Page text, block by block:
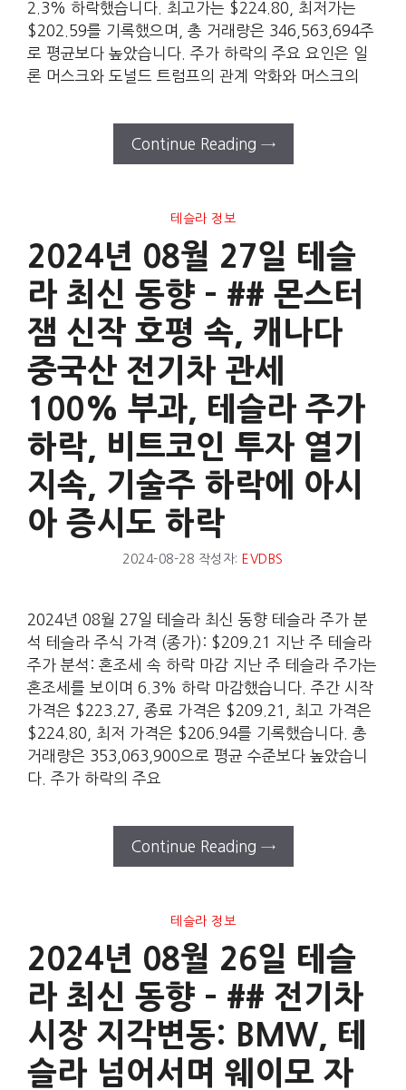
2.3% 하락했습니다. 최고가는 $224.80, 최저가는
$202.59를 기록했으며, 총 거래량은 346,563,694주
로 평균보다 높았습니다. 주가 하락의 주요 요인은 일
론 머스크와 도널드 트럼프의 관계 악화와 머스크의
Continue Reading →
테슬라 정보
2024년 08월 27일 테슬
라 최신 동향 – ## 몬스터
잼 신작 호평 속, 캐나다
중국산 전기차 관세
100% 부과, 테슬라 주가
하락, 비트코인 투자 열기
지속, 기술주 하락에 아시
아 증시도 하락
2024-08-28 작성자: EVDBS
2024년 08월 27일 테슬라 최신 동향 테슬라 주가 분
석 테슬라 주식 가격 (종가): $209.21 지난 주 테슬라
주가 분석: 혼조세 속 하락 마감 지난 주 테슬라 주가는
혼조세를 보이며 6.3% 하락 마감했습니다. 주간 시작
가격은 $223.27, 종료 가격은 $209.21, 최고 가격은
$224.80, 최저 가격은 $206.94를 기록했습니다. 총
거래량은 353,063,900으로 평균 수준보다 높았습니
다. 주가 하락의 주요
Continue Reading →
테슬라 정보
2024년 08월 26일 테슬
라 최신 동향 – ## 전기차
시장 지각변동: BMW, 테
슬라 넘어서며 웨이모 자